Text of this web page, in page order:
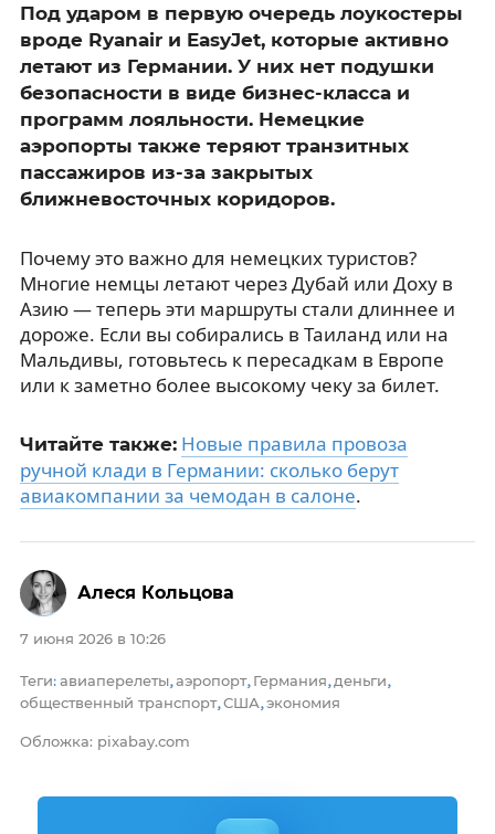
Под ударом в первую очередь лоукостеры
вроде Ryanair и EasyJet, которые активно
летают из Германии. У них нет подушки
безопасности в виде бизнес-класса и
программ лояльности. Немецкие
аэропорты также теряют транзитных
пассажиров из-за закрытых
ближневосточных коридоров.
Почему это важно для немецких туристов?
Многие немцы летают через Дубай или Доху в
Азию — теперь эти маршруты стали длиннее и
дороже. Если вы собирались в Таиланд или на
Мальдивы, готовьтесь к пересадкам в Европе
или к заметно более высокому чеку за билет.
Читайте также: Новые правила провоза
ручной клади в Германии: сколько берут
авиакомпании за чемодан в салоне.
7 июня 2026 в 10:26
Теги: авиаперелеты,аэропорт, Германия, деньги,
общественный транспорт,США,экономия
Обложка: pixabay.com
Алеся Кольцова